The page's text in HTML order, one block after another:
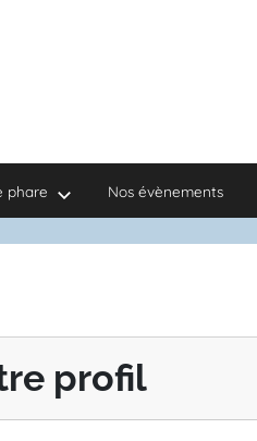
phare Nos évènements
profil